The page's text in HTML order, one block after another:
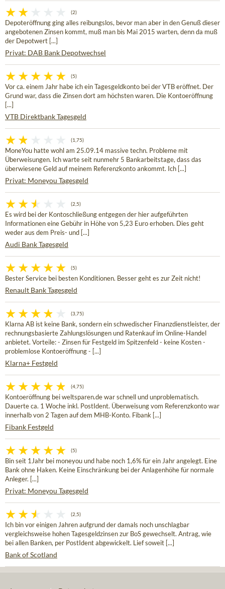
(2)
Depoteröffnung ging alles reibungslos, bevor man aber in den Genuß dieser
angebotenen Zinsen kommt, muß man bis Mai 2015 warten, denn da muß
der Depotwert [...]
Privat: DAB Bank Depotwechsel
(5)
Vor ca. einem Jahr habe ich ein Tagesgeldkonto bei der VTB eröffnet. Der
Grund war, dass die Zinsen dort am höchsten waren. Die Kontoeröffnung
[...]
VTB Direktbank Tagesgeld
(1,75)
MoneYou hatte wohl am 25.09.14 massive techn. Probleme mit
Überweisungen. Ich warte seit nunmehr 5 Bankarbeitstage, dass das
überwiesene Geld auf meinem Referenzkonto ankommt. Ich [...]
Privat: Moneyou Tagesgeld
(2,5)
Es wird bei der Kontoschließung entgegen der hier aufgeführten
Informationen eine Gebühr in Höhe von 5,23 Euro erhoben. Dies geht
weder aus dem Preis- und [...]
Audi Bank Tagesgeld
(5)
Bester Service bei besten Konditionen. Besser geht es zur Zeit nicht!
Renault Bank Tagesgeld
(3,75)
Klarna AB ist keine Bank, sondern ein schwedischer Finanzdienstleister, der
rechnungsbasierte Zahlungslösungen und Ratenkauf im Online-Handel
anbietet. Vorteile: - Zinsen für Festgeld im Spitzenfeld - keine Kosten -
problemlose Kontoeröffnung - [...]
Klarna+ Festgeld
(4,75)
Kontoeröffnung bei weltsparen.de war schnell und unproblematisch.
Dauerte ca. 1 Woche inkl. PostIdent. Überweisung vom Referenzkonto war
innerhalb von 2 Tagen auf dem MHB-Konto. Fibank [...]
Fibank Festgeld
(5)
Bin seit 1Jahr bei moneyou und habe noch 1,6% für ein Jahr angelegt. Eine
Bank ohne Haken. Keine Einschränkung bei der Anlagenhöhe für normale
Anleger. [...]
Privat: Moneyou Tagesgeld
(2,5)
Ich bin vor einigen Jahren aufgrund der damals noch unschlagbar
vergleichsweise hohen Tagesgeldzinsen zur BoS gewechselt. Antrag, wie
bei allen Banken, per PostIdent abgewickelt. Lief soweit [...]
Bank of Scotland